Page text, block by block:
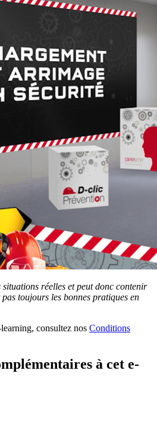
situations réelles et peut donc contenir
pas toujours les bonnes pratiques en
consultez nos Conditions
à cet e-